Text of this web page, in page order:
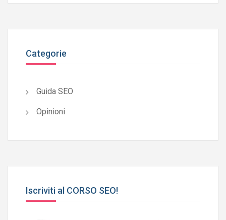
Categorie
Guida SEO
Opinioni
Iscriviti al CORSO SEO!